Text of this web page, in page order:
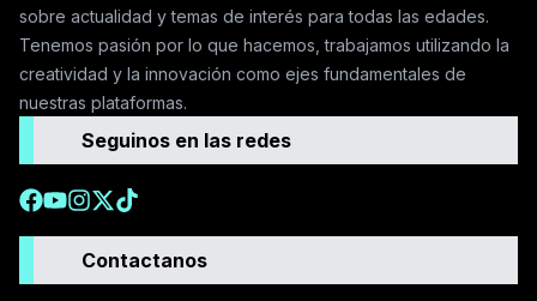
sobre actualidad y temas de interés para todas las edades.
Tenemos pasión por lo que hacemos, trabajamos utilizando la
creatividad y la innovación como ejes fundamentales de
nuestras plataformas.
Seguinos en las redes
Contactanos